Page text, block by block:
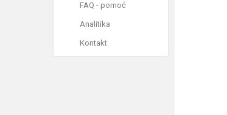
FAQ - pomoć
Analitika
Kontakt